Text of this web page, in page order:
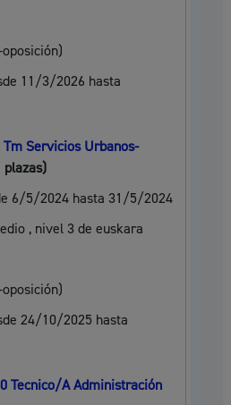
11/3/2026 hasta
Servicios Urbanos-
6/5/2024 hasta 31/5/2024
, nivel 3 de euskara
24/10/2025 hasta
Tecnico/A Administración